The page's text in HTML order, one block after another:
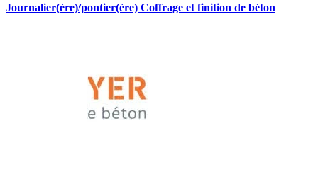
Journalier(ère)/pontier(ère) Coffrage et finition de béton